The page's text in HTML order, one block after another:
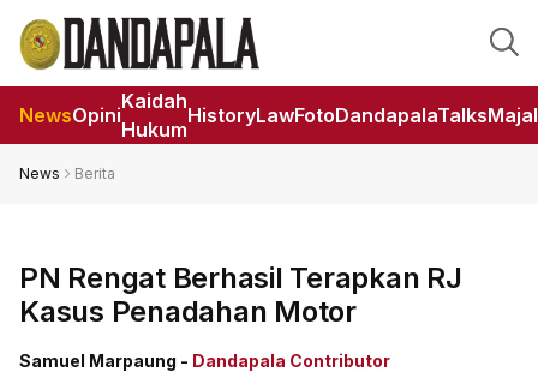
NewsOpini
Kaidah
Hukum
HistoryLawFotoDandapalaTalks
News Berita
PN Rengat Berhasil Terapkan RJ
Kasus Penadahan Motor
Samuel Marpaung - Dandapala Contributor